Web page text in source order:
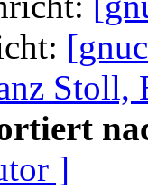
Stoll,
]